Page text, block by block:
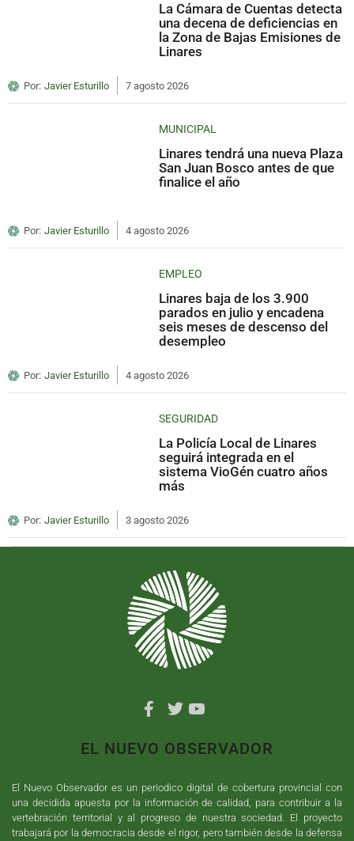
La Cámara de Cuentas detecta
una decena de deficiencias en
la Zona de Bajas Emisiones de
Linares
Por: Javier Esturillo 7 agosto 2026
MUNICIPAL
Linares tendrá una nueva Plaza
San Juan Bosco antes de que
finalice el año
Por: Javier Esturillo 4 agosto 2026
EMPLEO
Linares baja de los 3.900
parados en julio y encadena
seis meses de descenso del
desempleo
Por: Javier Esturillo 4 agosto 2026
SEGURIDAD
La Policía Local de Linares
seguirá integrada en el
sistema VioGén cuatro años
más
Por: Javier Esturillo 3 agosto 2026
EL NUEVO OBSERVADOR
El Nuevo Observador es un periodico digital de cobertura provincial con
una decidida apuesta por la información de calidad, para contribuir a la
vertebración territorial y al progreso de nuestra sociedad. El proyecto
trabajará por la democracia desde el rigor, pero también desde la defensa